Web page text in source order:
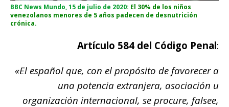
BBC News Mundo, 15 de julio de 2020: El 30% de los niños
venezolanos menores de 5 años padecen de desnutrición
crónica.
Artículo 584 del Código Penal:
«El español que, con el propósito de favorecer a
una potencia extranjera, asociación u
organización internacional, se procure, falsee,